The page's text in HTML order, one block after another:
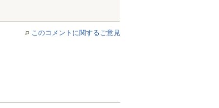
このコメントに関するご意見